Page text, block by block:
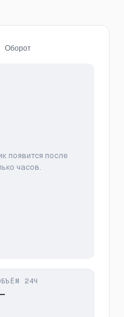
Оборот
появится после
часов.
24Ч